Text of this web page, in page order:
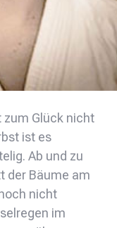
zum Glück nicht
ist es
Ab und zu
der Bäume am
nicht
im